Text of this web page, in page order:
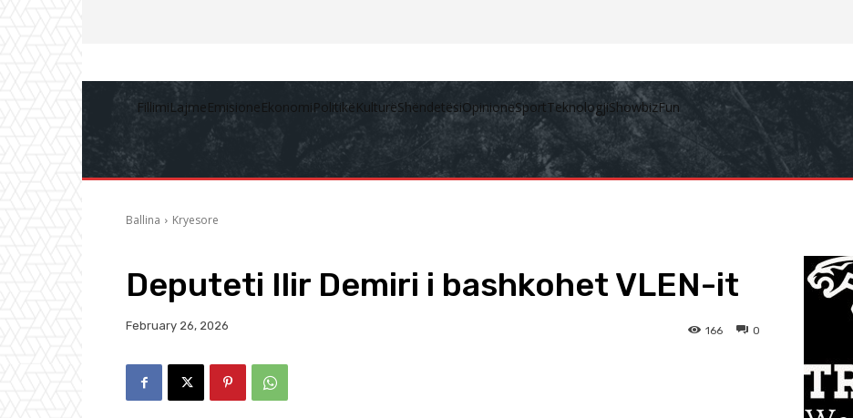
FillimiLajmeEmisioneEkonomiPolitikëKulturëShëndetësiOpinioneSportTeknologjiShowbizFun
Ballina Kryesore
Deputeti Ilir Demiri i bashkohet VLEN-it
February 26, 2026 0
166